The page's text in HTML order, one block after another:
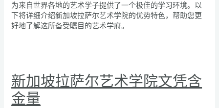
为来自世界各地的艺术学子提供了一个极佳的学习环境。以
下将详细介绍新加坡拉萨尔艺术学院的优势特色，帮助您更
好地了解这所备受瞩目的艺术学府。
新加坡拉萨尔艺术学院文凭含
金量